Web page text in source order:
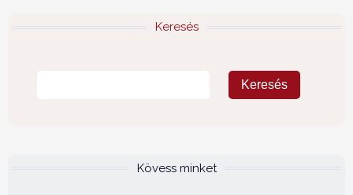
Keresés
Kövess minket